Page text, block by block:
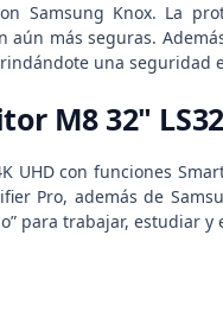
Samsung Knox. La
más seguras.
una seguridad
M8 32"
con funciones
Pro, además de
para trabajar, estudiar